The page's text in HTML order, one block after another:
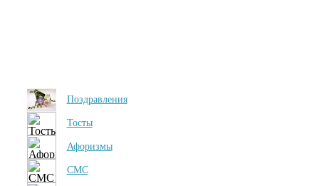
Поздравления
Тосты
Афоризмы
СМС